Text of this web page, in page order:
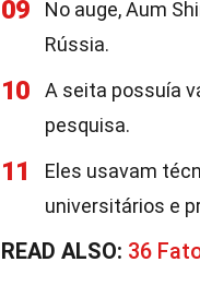
09
No auge, Aum
Rússia.
10
A seita possuía
pesquisa.
11
Eles usavam
universitários e
READ ALSO: 36